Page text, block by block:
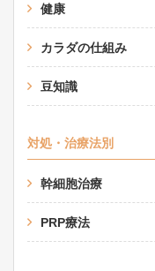
健康
カラダの仕組み
豆知識
対処・治療法別
幹細胞治療
PRP療法